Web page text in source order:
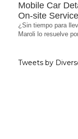
Mobile Car
On-site
¿Sin tiempo para
Maroli lo resuelve
Tweets by